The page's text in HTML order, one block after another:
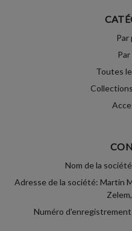
Par
Toutes
Nom de la
Adresse de la société: Martin
Numéro